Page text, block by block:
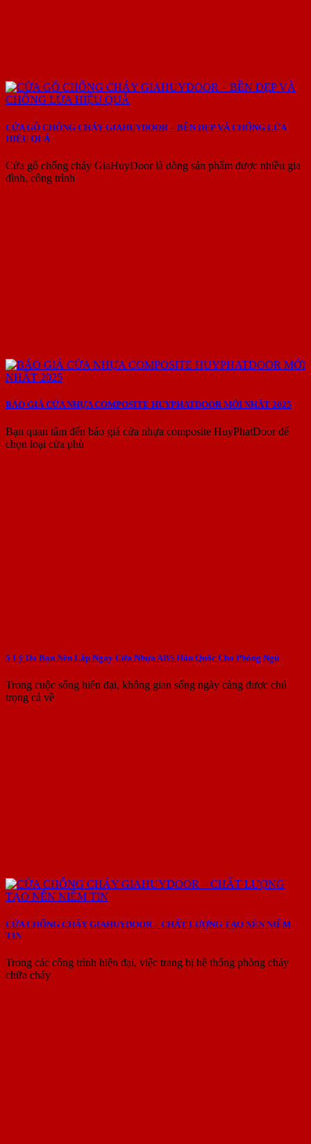
CỬA GỖ CHỐNG CHÁY GIAHUYDOOR – BỀN ĐẸP VÀ CHỐNG LỬA
HIỆU QUẢ
Cửa gỗ chống cháy GiaHuyDoor là dòng sản phẩm được nhiều gia
đình, công trình
BÁO GIÁ CỬA NHỰA COMPOSITE HUYPHATDOOR MỚI NHẤT 2025
Bạn quan tâm đến báo giá cửa nhựa composite HuyPhatDoor để
chọn loại cửa phù
5 Lý Do Bạn Nên Lắp Ngay Cửa Nhựa ABS Hàn Quốc Cho Phòng Ngủ
Trong cuộc sống hiện đại, không gian sống ngày càng được chú
trọng cả về
CỬA CHỐNG CHÁY GIAHUYDOOR – CHẤT LƯỢNG TẠO NÊN NIỀM
TIN
Trong các công trình hiện đại, việc trang bị hệ thống phòng cháy
chữa cháy